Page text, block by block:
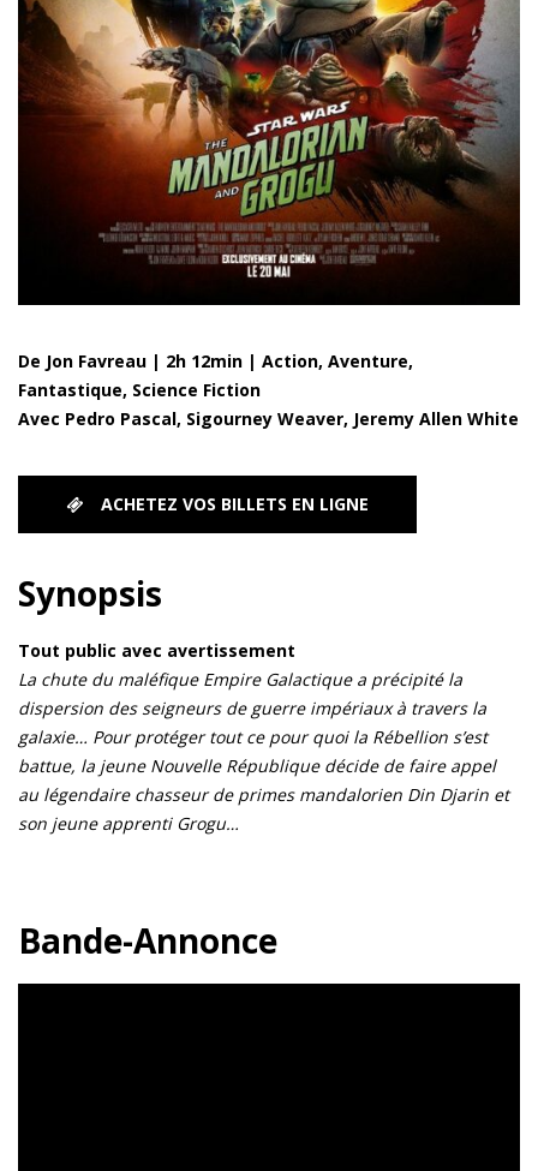
De Jon Favreau | 2h 12min | Action, Aventure,
Fantastique, Science Fiction
Avec Pedro Pascal, Sigourney Weaver, Jeremy Allen White
ACHETEZ VOS BILLETS EN LIGNE
Synopsis
Tout public avec avertissement
La chute du maléfique Empire Galactique a précipité la
dispersion des seigneurs de guerre impériaux à travers la
galaxie… Pour protéger tout ce pour quoi la Rébellion s’est
battue, la jeune Nouvelle République décide de faire appel
au légendaire chasseur de primes mandalorien Din Djarin et
son jeune apprenti Grogu…
Bande-Annonce